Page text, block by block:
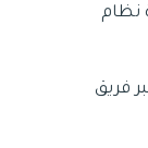
نظام
فريق